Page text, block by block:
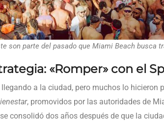
son parte del pasado que Miami Beach busca
«Romper» con el
a la ciudad, pero muchos lo
, promovidos por las autoridades de
consolidó dos años después de que la